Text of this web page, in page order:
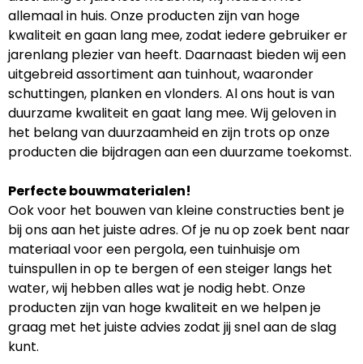
allemaal in huis. Onze producten zijn van hoge
kwaliteit en gaan lang mee, zodat iedere gebruiker er
jarenlang plezier van heeft. Daarnaast bieden wij een
uitgebreid assortiment aan tuinhout, waaronder
schuttingen, planken en vlonders. Al ons hout is van
duurzame kwaliteit en gaat lang mee. Wij geloven in
het belang van duurzaamheid en zijn trots op onze
producten die bijdragen aan een duurzame toekomst.
Perfecte bouwmaterialen!
Ook voor het bouwen van kleine constructies bent je
bij ons aan het juiste adres. Of je nu op zoek bent naar
materiaal voor een pergola, een tuinhuisje om
tuinspullen in op te bergen of een steiger langs het
water, wij hebben alles wat je nodig hebt. Onze
producten zijn van hoge kwaliteit en we helpen je
graag met het juiste advies zodat jij snel aan de slag
kunt.